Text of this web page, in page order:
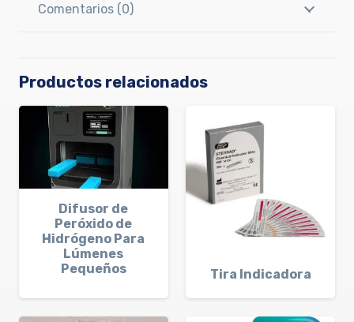
Comentarios (0)
Productos relacionados
Difusor de
Peróxido de
Hidrógeno Para
Lúmenes
Pequeños
Tira Indicadora